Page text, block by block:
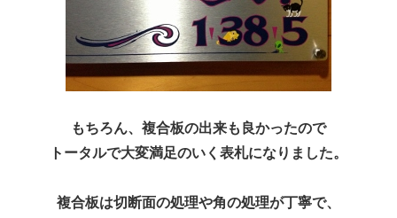
もちろん、複合板の出来も良かったので
トータルで大変満足のいく表札になりました。
複合板は切断面の処理や角の処理が丁寧で、